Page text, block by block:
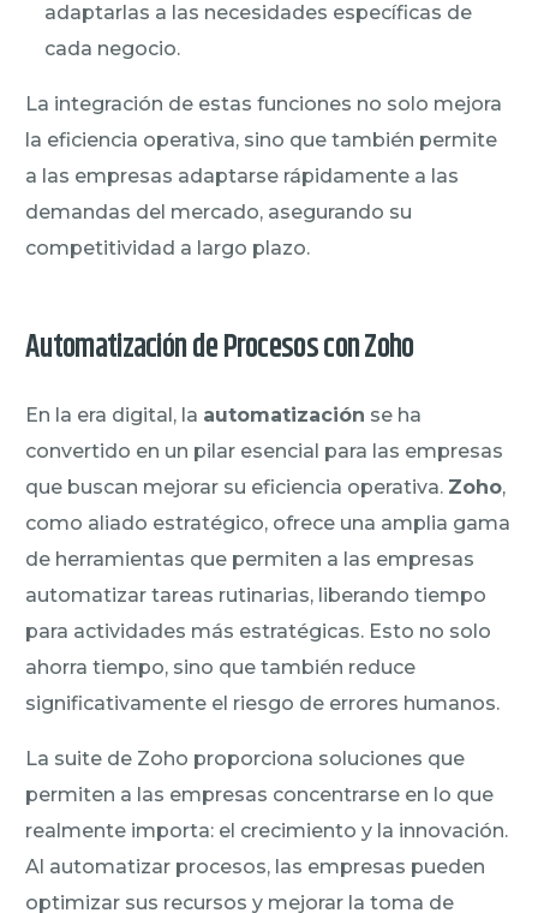
adaptarlas a las necesidades específicas de
cada negocio.
La integración de estas funciones no solo mejora
la eficiencia operativa, sino que también permite
a las empresas adaptarse rápidamente a las
demandas del mercado, asegurando su
competitividad a largo plazo.
Automatización de Procesos con Zoho
En la era digital, la automatización se ha
convertido en un pilar esencial para las empresas
que buscan mejorar su eficiencia operativa. Zoho,
como aliado estratégico, ofrece una amplia gama
de herramientas que permiten a las empresas
automatizar tareas rutinarias, liberando tiempo
para actividades más estratégicas. Esto no solo
ahorra tiempo, sino que también reduce
significativamente el riesgo de errores humanos.
La suite de Zoho proporciona soluciones que
permiten a las empresas concentrarse en lo que
realmente importa: el crecimiento y la innovación.
Al automatizar procesos, las empresas pueden
optimizar sus recursos y mejorar la toma de